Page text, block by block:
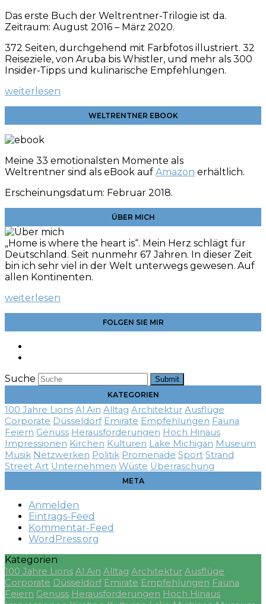
Das erste Buch der Weltrentner-Trilogie ist da.
Zeitraum: August 2016 – März 2020.
372 Seiten, durchgehend mit Farbfotos illustriert. 32
Reiseziele, von Aruba bis Whistler, und mehr als 300
Insider-Tipps und kulinarische Empfehlungen.
weiterlesen
WELTRENTNER EBOOK
Meine 33 emotionalsten Momente als
Weltrentner sind als eBook auf Amazon erhältlich.
Erscheinungsdatum: Februar 2018.
ÜBER MICH
„Home is where the heart is“. Mein Herz schlägt für
Deutschland. Seit nunmehr 67 Jahren. In dieser Zeit
bin ich sehr viel in der Welt unterwegs gewesen. Auf
allen Kontinenten.
weiterlesen
FOLGEN SIE MIR
Suche
Submit
KATEGORIEN
100 Jahre Lions Al Ain Alltag Architektur Ausflüge
Corporate Düsseldorf Emirate Empfehlungen Fauna
Feiern Genuss Herausforderungen Hoch Hinaus
Impressionen Kirchen Kulturen Lake Michigan Museum
Musik Netzwerken Politik Promenade Sport Strand
Street Art Unternehmen Wüste Überraschung
META
Anmelden
Eintrags-Feed
Kommentar-Feed
WordPress.org
Kategorien
100 Jahre Lions Al Ain Alltag Architektur Ausflüge
Corporate Düsseldorf Emirate Empfehlungen Fauna
Feiern Genuss Herausforderungen Hoch Hinaus